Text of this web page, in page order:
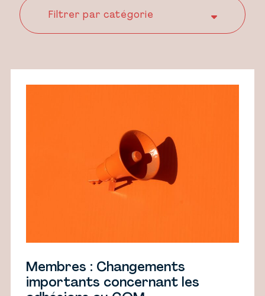
Membres : Changements
importants concernant les